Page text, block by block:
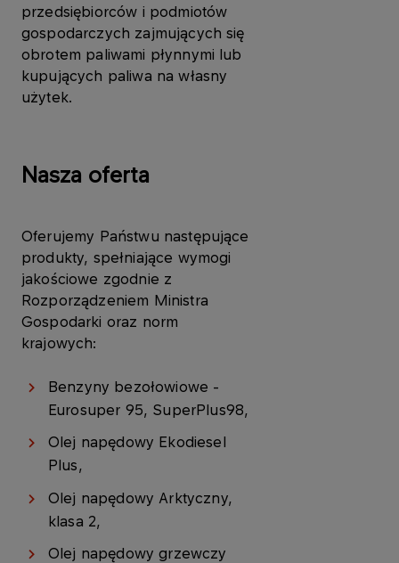
przedsiębiorców i podmiotów
gospodarczych zajmujących się
obrotem paliwami płynnymi lub
kupujących paliwa na własny
użytek.
Nasza oferta
Oferujemy Państwu następujące
produkty, spełniające wymogi
jakościowe zgodnie z
Rozporządzeniem Ministra
Gospodarki oraz norm
krajowych:
Benzyny bezołowiowe -
Eurosuper 95, SuperPlus98,
Olej napędowy Ekodiesel
Plus,
Olej napędowy Arktyczny,
klasa 2,
Olej napędowy grzewczy